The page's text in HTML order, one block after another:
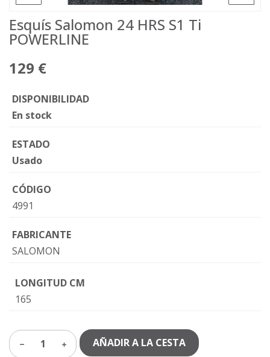
Esquís Salomon 24 HRS S1 Ti
POWERLINE
129 €
DISPONIBILIDAD
En stock
ESTADO
Usado
CÓDIGO
4991
FABRICANTE
SALOMON
LONGITUD CM
165
1 AÑADIR A LA CESTA